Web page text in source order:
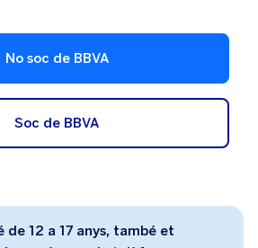
No soc de BBVA
Soc de BBVA
de 12 a 17 anys, també et